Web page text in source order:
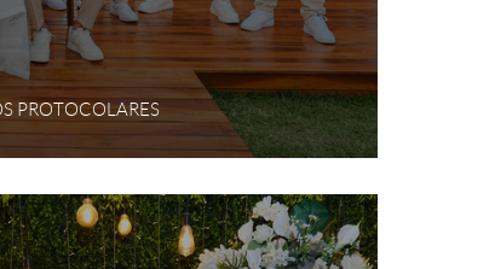
PROTOCOLARES